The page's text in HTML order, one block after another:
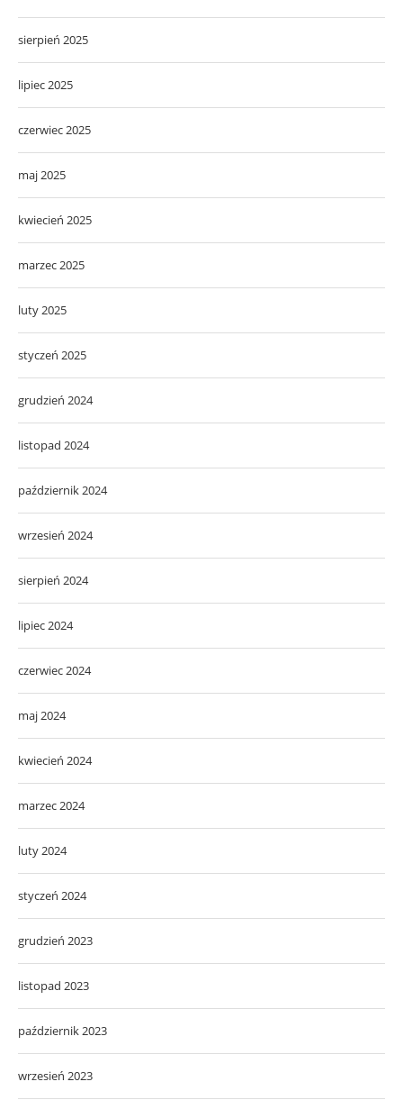
sierpień 2025
lipiec 2025
czerwiec 2025
maj 2025
kwiecień 2025
marzec 2025
luty 2025
styczeń 2025
grudzień 2024
listopad 2024
październik 2024
wrzesień 2024
sierpień 2024
lipiec 2024
czerwiec 2024
maj 2024
kwiecień 2024
marzec 2024
luty 2024
styczeń 2024
grudzień 2023
listopad 2023
październik 2023
wrzesień 2023